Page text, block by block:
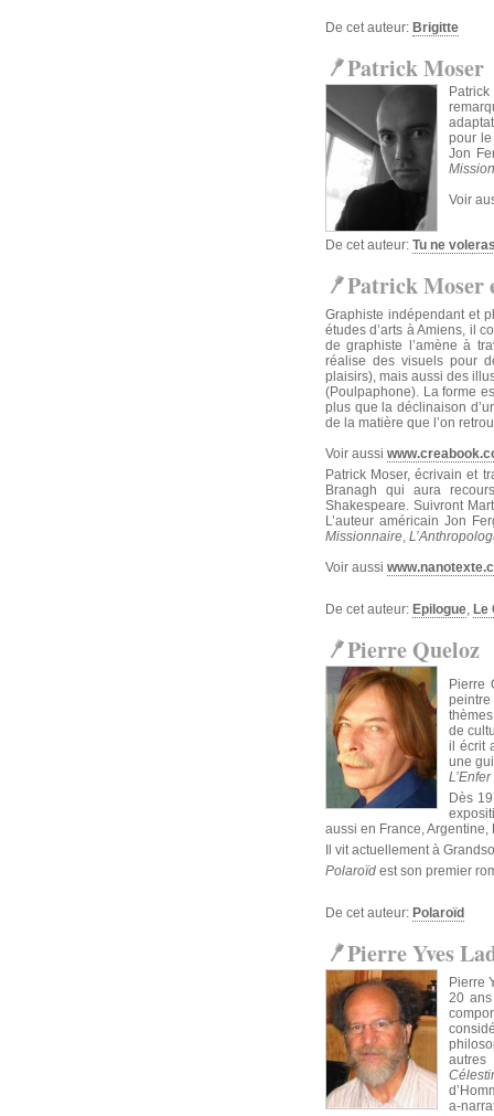
De cet auteur: Brigitte
Patrick Moser
pour
Jon
Voir
De cet auteur: Tu ne
Patrick Moser
Graphiste indépendant et
études d’arts à Amiens, il
de graphiste l’amène à
réalise des visuels pour
plaisirs), mais aussi des
(Poulpaphone). La forme
plus que la déclinaison
de la matière que l’on
Voir aussi
Patrick Moser, écrivain et
Branagh qui aura
Shakespeare. Suivront
L’auteur américain Jon
Missionnaire,
Voir aussi
De cet auteur: Epilogue, Le
Pierre Queloz
Pierre
de
il écrit
une
L’Enfer
Dès
aussi en France, Argentine,
Il vit actuellement à
Polaroïd est son premier
De cet auteur: Polaroïd
Pierre Yves
Pierre
20
autres
a-